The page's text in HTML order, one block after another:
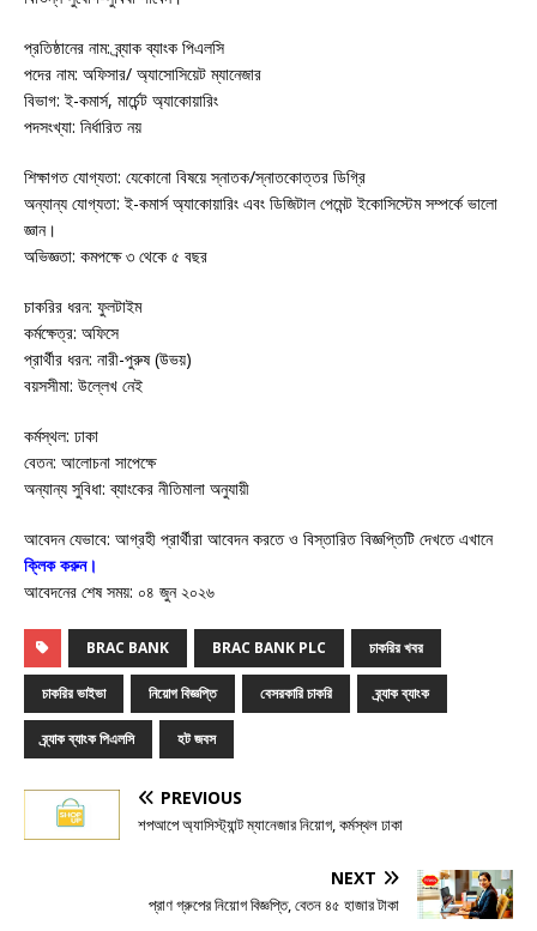
প্রতিষ্ঠানের নাম: ব্র্যাক ব্যাংক পিএলসি
পদের নাম: অফিসার/ অ্যাসোসিয়েট ম্যানেজার
বিভাগ: ই-কমার্স, মার্চেন্ট অ্যাকোয়ারিং
পদসংখ্যা: নির্ধারিত নয়
শিক্ষাগত যোগ্যতা: যেকোনো বিষয়ে স্নাতক/স্নাতকোত্তর ডিগ্রি
অন্যান্য যোগ্যতা: ই-কমার্স অ্যাকোয়ারিং এবং ডিজিটাল পেমেন্ট ইকোসিস্টেম সম্পর্কে ভালো
জ্ঞান।
অভিজ্ঞতা: কমপক্ষে ৩ থেকে ৫ বছর
চাকরির ধরন: ফুলটাইম
কর্মক্ষেত্র: অফিসে
প্রার্থীর ধরন: নারী-পুরুষ (উভয়)
বয়সসীমা: উল্লেখ নেই
কর্মস্থল: ঢাকা
বেতন: আলোচনা সাপেক্ষে
অন্যান্য সুবিধা: ব্যাংকের নীতিমালা অনুযায়ী
আবেদন যেভাবে: আগ্রহী প্রার্থীরা আবেদন করতে ও বিস্তারিত বিজ্ঞপ্তিটি দেখতে এখানে
ক্লিক করুন।
আবেদনের শেষ সময়: ০৪ জুন ২০২৬
BRAC BANK BRAC BANK PLC চাকরির খবর
চাকরির ভাইভা নিয়োগ বিজ্ঞপ্তি বেসরকারি চাকরি ব্র্যাক ব্যাংক
ব্র্যাক ব্যাংক পিএলসি হট জবস
PREVIOUS
শপআপে অ্যাসিস্ট্যান্ট ম্যানেজার নিয়োগ, কর্মস্থল ঢাকা
NEXT
প্রাণ গ্রুপের নিয়োগ বিজ্ঞপ্তি, বেতন ৪৫ হাজার টাকা